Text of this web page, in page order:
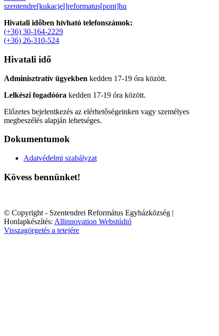
szentendre[kukacjel]reformatus[pont]hu
Hivatali időben hívható telefonszámok:
(+36) 30-164-2229
(+36) 26-310-524
Hivatali idő
Adminisztratív ügyekben kedden 17-19 óra között.
Lelkészi fogadóóra kedden 17-19 óra között.
Előzetes bejelentkezés az elérhetőségeinken vagy személyes
megbeszélés alapján lehetséges.
Dokumentumok
Adatvédelmi szabályzat
Kövess bennünket!
© Copyright - Szentendrei Református Egyházközség |
Honlapkészítés: Allinnovation Webstúdió
Visszagörgetés a tetejére